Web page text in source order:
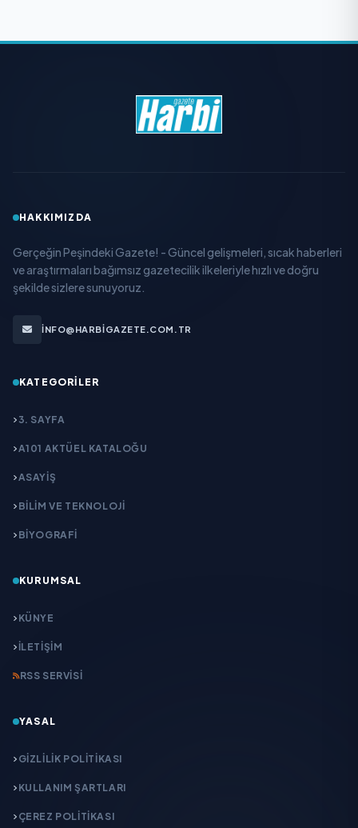
HAKKIMIZDA
Gerçeğin Peşindeki Gazete! - Güncel gelişmeleri, sıcak haberleri
ve araştırmaları bağımsız gazetecilik ilkeleriyle hızlı ve doğru
şekilde sizlere sunuyoruz.
INFO@HARBIGAZETE.COM.TR
KATEGORILER
3. SAYFA
A101 AKTÜEL KATALOĞU
ASAYİŞ
BİLİM VE TEKNOLOJİ
BİYOGRAFİ
KURUMSAL
KÜNYE
İLETIŞIM
RSS SERVISI
YASAL
GIZLILIK POLITIKASI
KULLANIM ŞARTLARI
ÇEREZ POLITIKASI